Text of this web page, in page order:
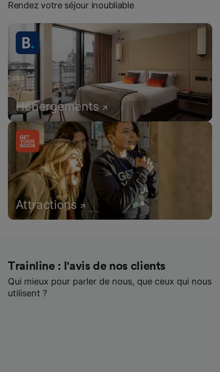
Rendez votre séjour inoubliable
Hébergements
Attractions
Trainline : l'avis de nos clients
Qui mieux pour parler de nous, que ceux qui nous
utilisent ?